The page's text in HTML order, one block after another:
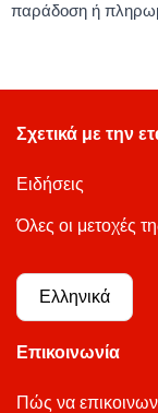
παράδοση ή
Σχετικά με την
Ειδήσεις
Όλες οι μετοχές
Ελληνικά
Επικοινωνία
Πώς να